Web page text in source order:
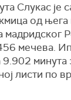
Слукас је
од
мечева.
9.902 минута
листи по